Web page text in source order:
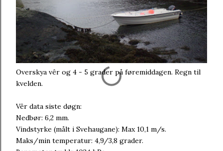
Overskya vêr og 4 - 5 grader på føremiddagen. Regn til
kvelden.
Vêr data siste døgn:
Nedbør: 6,2 mm.
Vindstyrke (målt i Svehaugane): Max 10,1 m/s.
Maks/min temperatur: 4,9/3,8 grader.